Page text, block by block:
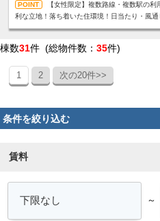
【女性限定】複数路線・複数駅の
利な立地！落ち着いた住環境！日当たり・風
棟数31件 (総物件数： 35件)
1 2 次の20件>>
条件を絞り込む
賃料
～